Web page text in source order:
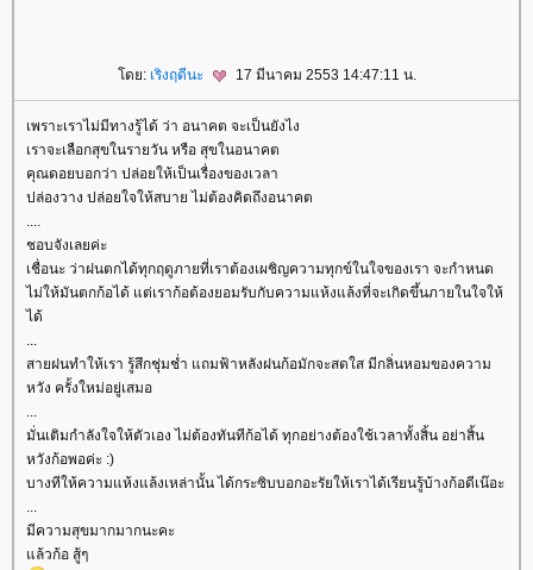
ดย: เริงฤดีนะ 17 มีนาคม 2553 14:47:11 น.
เพราะเราไม่มีทางรู้ได้ ว่า อนาคต จะเป็นยังไง
เราจะเลือกสุขในรายวัน หรือ สุขในอนาคต
คุณดอยบอกว่า ปล่อยให้เป็นเรื่องของเวลา
ปล่องวาง ปล่อยใจให้สบาย ไม่ต้องคิดถึงอนาคต
....
ชอบจังเลยค่ะ
เชื่อนะ ว่าฝนตกได้ทุกฤดูภายที่เราต้องเผชิญความทุกข์ในใจของเรา จะกำหนด
ไม่ให้มันตกก้อได้ แต่เราก้อต้องยอมรับกับความแห้งแล้งที่จะเกิดขึ้นภายในใจให้
ได้
...
สายฝนทำให้เรา รู้สึกชุ่มช่ำ แถมฟ้าหลังฝนก้อมักจะสดใส มีกลิ่นหอมของความ
หวัง ครั้งใหม่อยู่เสมอ
...
มั่นเติมกำลังใจให้ตัวเอง ไม่ต้องทันทีก้อได้ ทุกอย่างต้องใช้เวลาทั้งสิ้น อย่าสิ้น
หวังก้อพอค่ะ :)
บางทีให้ความแห้งแล้งเหล่านั้น ได้กระซิบบอกอะรัยให้เราได้เรียนรู้บ้างก้อดีเน๊อะ
...
มีความสุขมากมากนะคะ
ล้วก้อ สู้ๆ